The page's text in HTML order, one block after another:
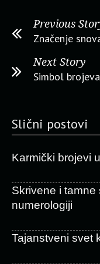
Previous
Značenje
Next Story
Simbol
Slični postovi
Karmički brojevi
Skrivene i tamne
numerologiji
Tajanstveni svet